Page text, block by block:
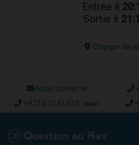
Entrée à
Sortie à
Changer de
Nous contacter
+972.2.37.41.515 Israël